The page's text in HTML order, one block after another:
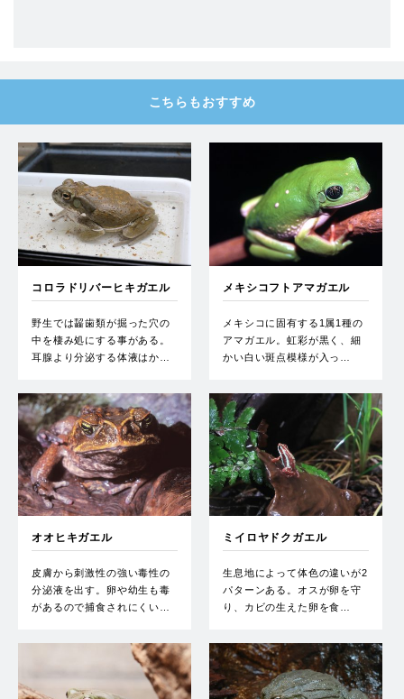
こちらもおすすめ
コロラドリバーヒキガエル
野生では齧歯類が掘った穴の
中を棲み処にする事がある。
耳腺より分泌する体液はか…
メキシコフトアマガエル
メキシコに固有する1属1種の
アマガエル。虹彩が黒く、細
かい白い斑点模様が入っ…
オオヒキガエル
皮膚から刺激性の強い毒性の
分泌液を出す。卵や幼生も毒
があるので捕食されにくい…
ミイロヤドクガエル
生息地によって体色の違いが2
パターンある。オスが卵を守
り、カビの生えた卵を食…